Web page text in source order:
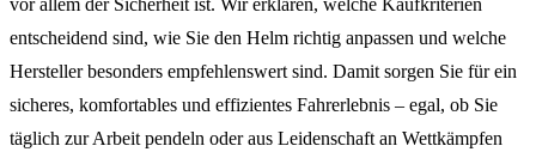
entscheidend sind, wie Sie den Helm richtig anpassen und welche
Hersteller besonders empfehlenswert sind. Damit sorgen Sie für ein
sicheres, komfortables und effizientes Fahrerlebnis – egal, ob Sie
täglich zur Arbeit pendeln oder aus Leidenschaft an Wettkämpfen